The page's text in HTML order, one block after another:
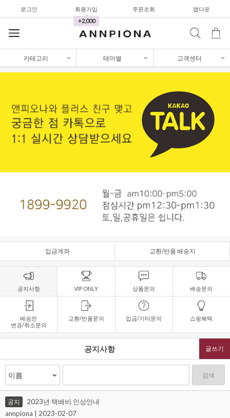
로그인
회원가입
+2,000
주문조회 앱다운
와이드팬츠
한정세일
와이드팬츠
한정세일
한정세일
카테고리 테마별 고객센터
입금계좌 교환/반품 배송지
공지사항 VIP ONLY 상품문의 배송문의
배송전
변경/취소문의
교환/반품문의 입금/기타문의 쇼핑혜택
공지사항 글쓰기
검색
공지
2023년 택배비 인상안내
annpiona | 2023-02-07